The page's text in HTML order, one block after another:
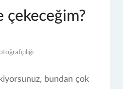
çekeceğim?
bundan çok